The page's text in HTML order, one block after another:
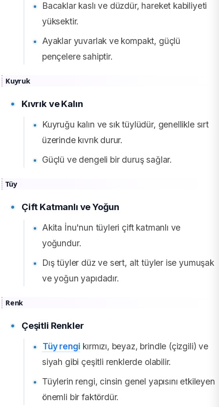
Bacaklar kaslı ve düzdür, hareket kabiliyeti
yüksektir.
Ayaklar yuvarlak ve kompakt, güçlü
pençelere sahiptir.
Kuyruk
Kıvrık ve Kalın
Kuyruğu kalın ve sık tüylüdür, genellikle sırt
üzerinde kıvrık durur.
Güçlü ve dengeli bir duruş sağlar.
Tüy
Çift Katmanlı ve Yoğun
Akita İnu'nun tüyleri çift katmanlı ve
yoğundur.
Dış tüyler düz ve sert, alt tüyler ise yumuşak
ve yoğun yapıdadır.
Renk
Çeşitli Renkler
Tüy rengi kırmızı, beyaz, brindle (çizgili) ve
siyah gibi çeşitli renklerde olabilir.
Tüylerin rengi, cinsin genel yapısını etkileyen
önemli bir faktördür.